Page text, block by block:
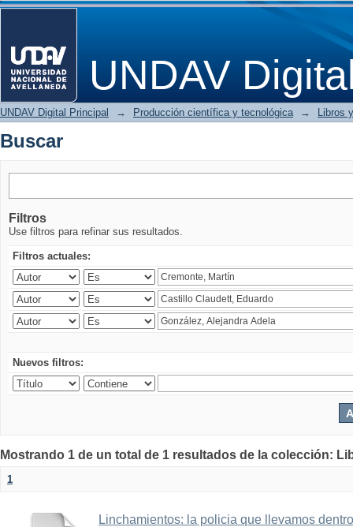
UNDAV
Buscar
UNDAV Digital Principal → Producción científica y tecnológica → Libros
Buscar
Filtros
Use filtros para refinar sus resultados.
Filtros actuales:
Nuevos filtros:
Mostrando 1 de un total de 1 resultados de la colección:
1
Linchamientos: la policia que llevamos dentro